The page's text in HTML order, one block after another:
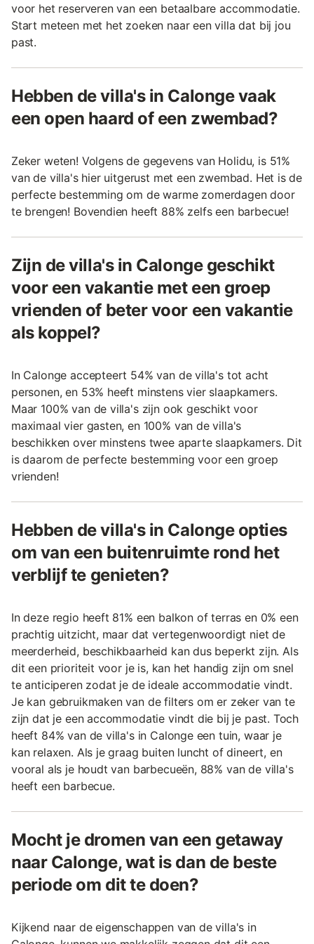
voor het reserveren van een betaalbare accommodatie.
Start meteen met het zoeken naar een villa dat bij jou
past.
Hebben de villa's in Calonge vaak
een open haard of een zwembad?
Zeker weten! Volgens de gegevens van Holidu, is 51%
van de villa's hier uitgerust met een zwembad. Het is de
perfecte bestemming om de warme zomerdagen door
te brengen! Bovendien heeft 88% zelfs een barbecue!
Zijn de villa's in Calonge geschikt
voor een vakantie met een groep
vrienden of beter voor een vakantie
als koppel?
In Calonge accepteert 54% van de villa's tot acht
personen, en 53% heeft minstens vier slaapkamers.
Maar 100% van de villa's zijn ook geschikt voor
maximaal vier gasten, en 100% van de villa's
beschikken over minstens twee aparte slaapkamers. Dit
is daarom de perfecte bestemming voor een groep
vrienden!
Hebben de villa's in Calonge opties
om van een buitenruimte rond het
verblijf te genieten?
In deze regio heeft 81% een balkon of terras en 0% een
prachtig uitzicht, maar dat vertegenwoordigt niet de
meerderheid, beschikbaarheid kan dus beperkt zijn. Als
dit een prioriteit voor je is, kan het handig zijn om snel
te anticiperen zodat je de ideale accommodatie vindt.
Je kan gebruikmaken van de filters om er zeker van te
zijn dat je een accommodatie vindt die bij je past. Toch
heeft 84% van de villa's in Calonge een tuin, waar je
kan relaxen. Als je graag buiten luncht of dineert, en
vooral als je houdt van barbecueën, 88% van de villa's
heeft een barbecue.
Mocht je dromen van een getaway
naar Calonge, wat is dan de beste
periode om dit te doen?
Kijkend naar de eigenschappen van de villa's in